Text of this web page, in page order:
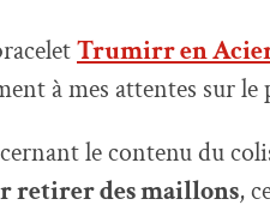
Trumirr en Acier
à mes attentes sur le
le contenu du
retirer des maillons,